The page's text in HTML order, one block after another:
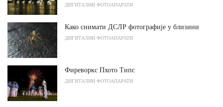
ДИГИТАЛНИ ФОТОАПАРАТИ
Како снимати ДСЛР фотографије у близини
ДИГИТАЛНИ ФОТОАПАРАТИ
Фиреворкс Пхото Типс
ДИГИТАЛНИ ФОТОАПАРАТИ